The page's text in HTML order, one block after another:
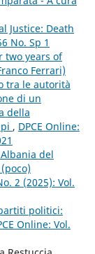
Justice: Death
No. Sp 1
two years of
Ferrari)
tra le autorità
di un
della
, DPCE Online:
del
2 (2025): Vol.
politici:
Online: Vol.